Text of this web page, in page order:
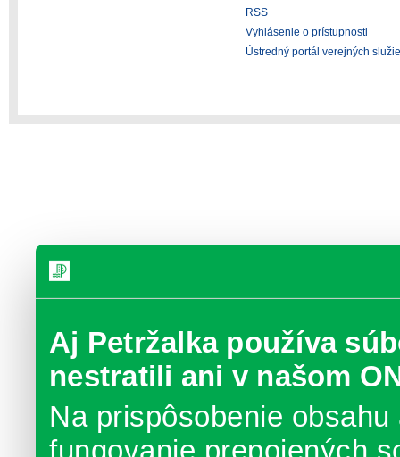
Aj Petržalka používa
nestratili ani v našom
Na prispôsobenie
RSS
Vyhlásenie o prístupnosti
Ústredný portál verejných